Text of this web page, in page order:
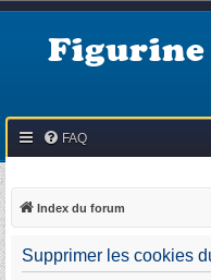
FAQ
Index du forum
Supprimer les cookies